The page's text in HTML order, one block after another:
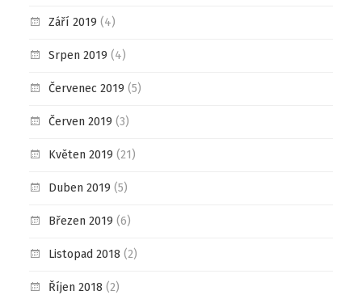
Září 2019 (4)
Srpen 2019 (4)
Červenec 2019 (5)
Červen 2019 (3)
Květen 2019 (21)
Duben 2019 (5)
Březen 2019 (6)
Listopad 2018 (2)
Říjen 2018 (2)